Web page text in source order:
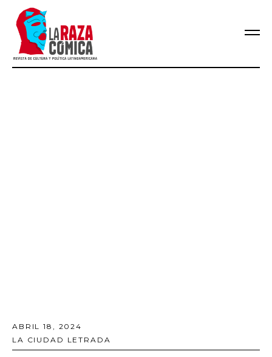
ABRIL 18, 2024
LA CIUDAD LETRADA